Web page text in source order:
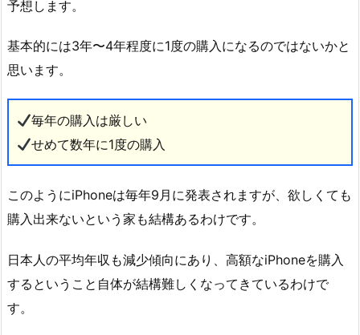
予想します。
基本的には3年〜4年程度に1度の購入になるのではないかと
思います。
毎年の購入は厳しい
せめて数年に1度の購入
このようにiPhoneは毎年9月に発表されますが、欲しくても
購入出来ないという家も結構あるわけです。
日本人の平均年収も減少傾向にあり、高額なiPhoneを購入
するということ自体が結構難しくなってきているわけで
す。